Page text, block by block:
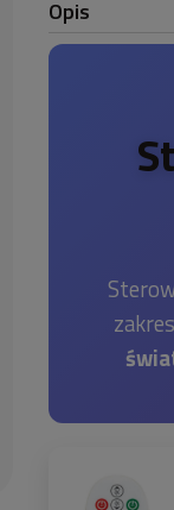
Opis